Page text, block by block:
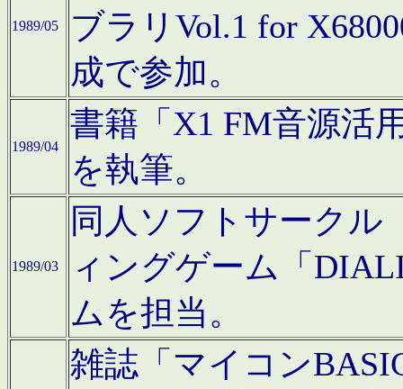
1989/05
ブラリVol.1 for
成で参加。
1989/04
書籍「X1 FM音源活
を執筆。
1989/03
同人ソフトサークル
ィングゲーム「
ムを担当。
雑誌「マイコン